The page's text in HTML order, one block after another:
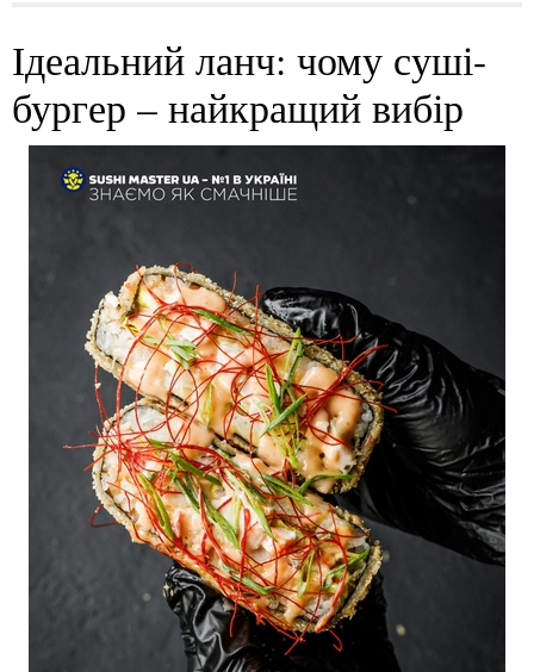
Ідеальний ланч: чому суші-
бургер – найкращий вибір